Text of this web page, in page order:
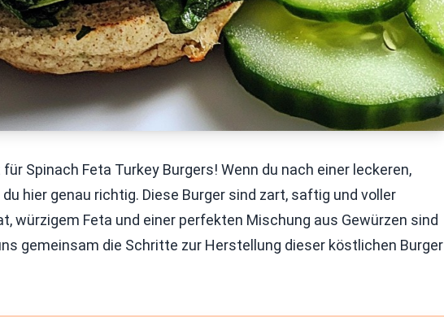
Spinach Feta Turkey Burgers! Wenn du nach einer leckeren,
hier genau richtig. Diese Burger sind zart, saftig und voller
würzigem Feta und einer perfekten Mischung aus Gewürzen sind
gemeinsam die Schritte zur Herstellung dieser köstlichen Burger